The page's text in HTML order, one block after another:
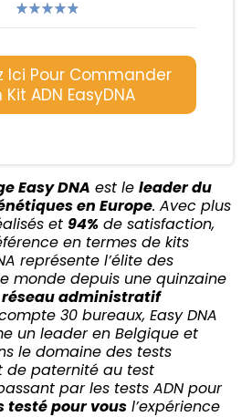
Ici Pour Commander
Kit ADN EasyDNA
Easy DNA est le leader du
en Europe. Avec plus
et 94% de satisfaction,
en termes de kits
représente l’élite des
monde depuis une quinzaine
administratif
30 bureaux, Easy DNA
un leader en Belgique et
le domaine des tests
de paternité au test
par les tests ADN pour
testé pour vous l’expérience